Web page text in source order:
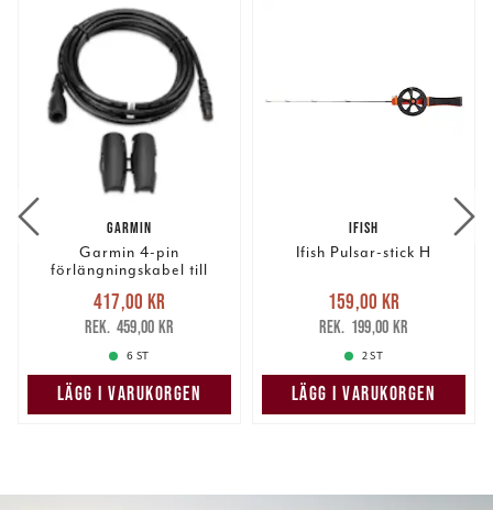
GARMIN
Garmin 4-pin
förlängningskabel till
Nuvarande pris
417,00 krTidigare pris
459,00 kr
417,00 kr
459,00 kr
6 ST
LÄGG I VARUKORGEN
IFISH
Ifish Pulsar-stick H
Nuvarande pris
159,00 krTidigare pris
199,00 kr
159,00 kr
199,00 kr
2 ST
LÄGG I VARUKORGEN